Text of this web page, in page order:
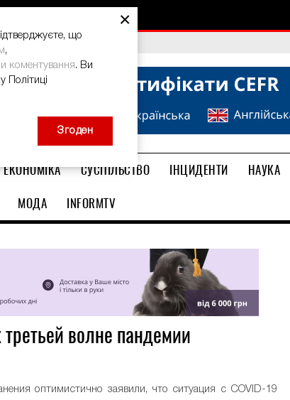
Prize-2026
ЕКОНОМІКА СУСПІЛЬСТВО ІНЦИДЕНТИ НАУКА
МОДА INFORMTV
волне пандемии
оптимистично заявили, что ситуация с COVID-19
×
що
,
коментування. Ви
Політиці
Згоден